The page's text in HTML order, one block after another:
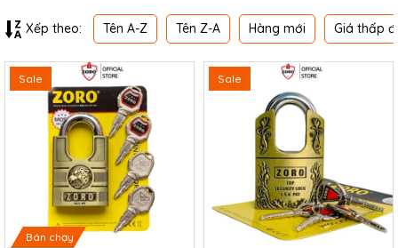
Xếp theo: Tên A-Z Tên Z-A Hàng mới Giá thấp
Sale
Bán chạy
Sale